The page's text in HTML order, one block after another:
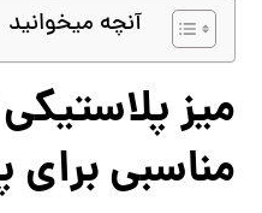
آنچه میخوانید
میز
مناسبی